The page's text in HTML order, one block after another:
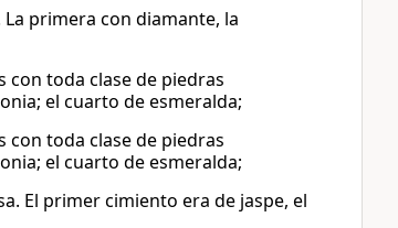
primera con diamante, la
con toda clase de piedras
el cuarto de esmeralda;
con toda clase de piedras
el cuarto de esmeralda;
El primer cimiento era de jaspe, el